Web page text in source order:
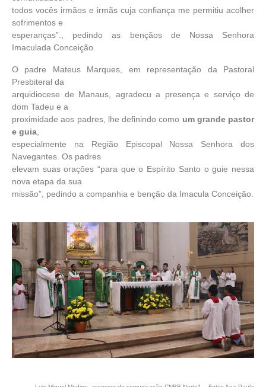
todos vocês irmãos e irmãs cuja confiança me permitiu acolher
sofrimentos e
esperanças”., pedindo as bençãos de Nossa Senhora
Imaculada Conceição.
O padre Mateus Marques, em representação da Pastoral
Presbiteral da
arquidiocese de Manaus, agradecu a presença e serviço de
dom Tadeu e a
proximidade aos padres, lhe definindo como um grande pastor
e guia
especialmente na Região Episcopal Nossa Senhora dos
Navegantes. Os padres
elevam suas orações “para que o Espírito Santo o guie nessa
nova etapa da sua
missão”, pedindo a companhia e benção da Imacula Conceição.